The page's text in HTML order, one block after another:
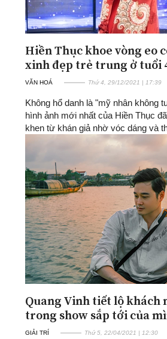
Hiền Thục khoe vòng eo
xinh đẹp trẻ trung ở tuổi
VĂN HOÁ Thứ 4, 29/12/2021 | 17:39
Không hổ danh là "mỹ nhân không
hình ảnh mới nhất của Hiền Thục
khen từ khán giả nhờ vóc dáng và
Quang Vinh tiết lộ khách
trong show sắp tới của
GIẢI TRÍ Thứ 5, 22/04/2021 | 12:30